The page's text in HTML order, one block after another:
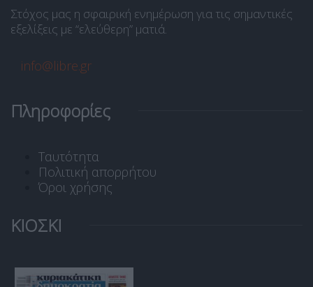
Στόχος μας η σφαιρική ενημέρωση για τις σημαντικές
εξελίξεις με “ελεύθερη” ματιά.
info@libre.gr
Πληροφορίες
Ταυτότητα
Πολιτική απορρήτου
Όροι χρήσης
ΚΙΟΣΚΙ